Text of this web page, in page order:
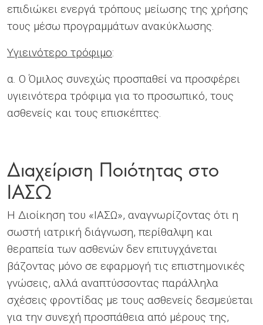
επιδιώκει ενεργά τρόπους μείωσης της χρήσης
τους μέσω προγραμμάτων ανακύκλωσης.
Υγιεινότερο τρόφιμο:
α. Ο Όμιλος συνεχώς προσπαθεί να προσφέρει
υγιεινότερα τρόφιμα για το προσωπικό, τους
ασθενείς και τους επισκέπτες.
Διαχείριση Ποιότητας στο
ΙΑΣΩ
Η Διοίκηση του «ΙΑΣΩ», αναγνωρίζοντας ότι η
σωστή ιατρική διάγνωση, περίθαλψη και
θεραπεία των ασθενών δεν επιτυγχάνεται
βάζοντας μόνο σε εφαρμογή τις επιστημονικές
γνώσεις, αλλά αναπτύσσοντας παράλληλα
σχέσεις φροντίδας με τους ασθενείς δεσμεύεται
για την συνεχή προσπάθεια από μέρους της,